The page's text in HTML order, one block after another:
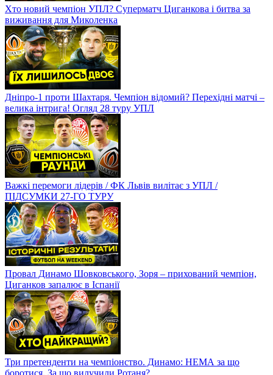
Хто новий чемпіон УПЛ? Суперматч Циганкова і битва за
виживання для Миколенка
Дніпро-1 проти Шахтаря. Чемпіон відомий? Перехідні матчі –
велика інтрига! Огляд 28 туру УПЛ
Важкі перемоги лідерів / ФК Львів вилітає з УПЛ /
ПІДСУМКИ 27-ГО ТУРУ
Провал Динамо Шовковського, Зоря – прихований чемпіон,
Циганков запалює в Іспанії
Три претенденти на чемпіонство. Динамо: НЕМА за що
боротися. За що вилучили Ротаня?